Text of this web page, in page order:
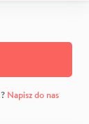
? Napisz do nas